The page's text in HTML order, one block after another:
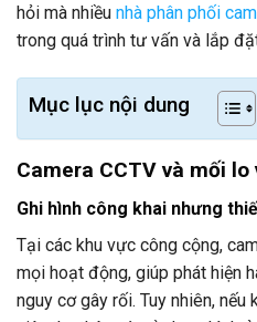
hỏi mà nhiều nhà phân phối
trong quá trình tư vấn và lắp
Mục lục nội dung
Camera CCTV và mối
Ghi hình công khai nhưng
Tại các khu vực công cộng,
mọi hoạt động, giúp phát hiện
nguy cơ gây rối. Tuy nhiên, nếu